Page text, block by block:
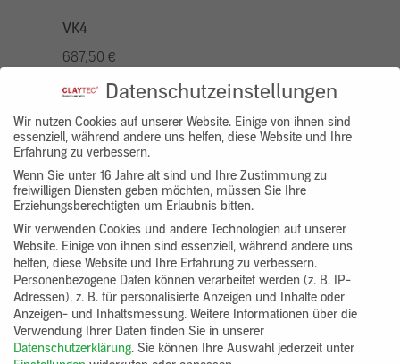
VK4
687,50 €
VK5
875,01 €
VK7
625,00 €
Gruppenprodukt
yosima_designputz_bigb
Datenschutzeinstellungen
Wir nutzen Cookies auf unserer Website. Einige von ihnen sind
essenziell, während andere uns helfen, diese Website und Ihre
Erfahrung zu verbessern.
Wenn Sie unter 16 Jahre alt sind und Ihre Zustimmung zu
freiwilligen Diensten geben möchten, müssen Sie Ihre
Erziehungsberechtigten um Erlaubnis bitten.
Wir verwenden Cookies und andere Technologien auf unserer
Website. Einige von ihnen sind essenziell, während andere uns
helfen, diese Website und Ihre Erfahrung zu verbessern.
Personenbezogene Daten können verarbeitet werden (z. B. IP-
Adressen), z. B. für personalisierte Anzeigen und Inhalte oder
Anzeigen- und Inhaltsmessung. Weitere Informationen über die
Verwendung Ihrer Daten finden Sie in unserer
Datenschutzerklärung. Sie können Ihre Auswahl jederzeit unter